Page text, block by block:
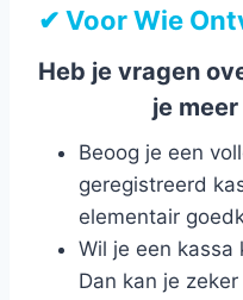
✔ Voor Wie
Heb je vragen
je
Beoog je een
geregistreerd
elementair
Wil je een kassa
Dan kan je